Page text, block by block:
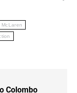
McLaren
Colombo